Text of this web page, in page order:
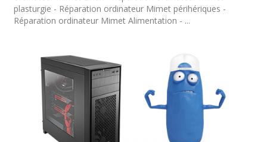
plasturgie - Réparation ordinateur Mimet périhériques -
Réparation ordinateur Mimet Alimentation - ...